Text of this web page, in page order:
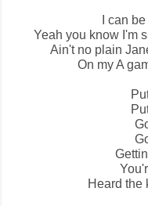
I can
Yeah you know I'm
Ain't no plain
On my A
Heard the